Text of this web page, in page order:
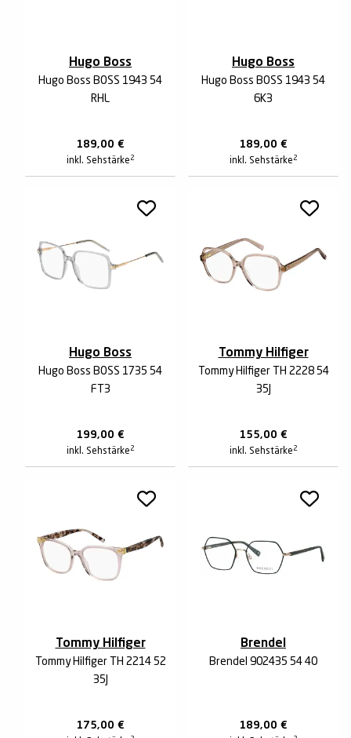
Hugo Boss
Hugo Boss BOSS 1943 54
RHL
189,00 €
inkl. Sehstärke 2
Hugo Boss
Hugo Boss BOSS 1943 54
6K3
189,00 €
inkl. Sehstärke 2
Hugo Boss
Hugo Boss BOSS 1735 54
FT3
199,00 €
inkl. Sehstärke 2
Tommy Hilfiger
Tommy Hilfiger TH 2228 54
35J
155,00 €
inkl. Sehstärke 2
Tommy Hilfiger
Tommy Hilfiger TH 2214 52
35J
175,00 €
Brendel
Brendel 902435 54 40
189,00 €